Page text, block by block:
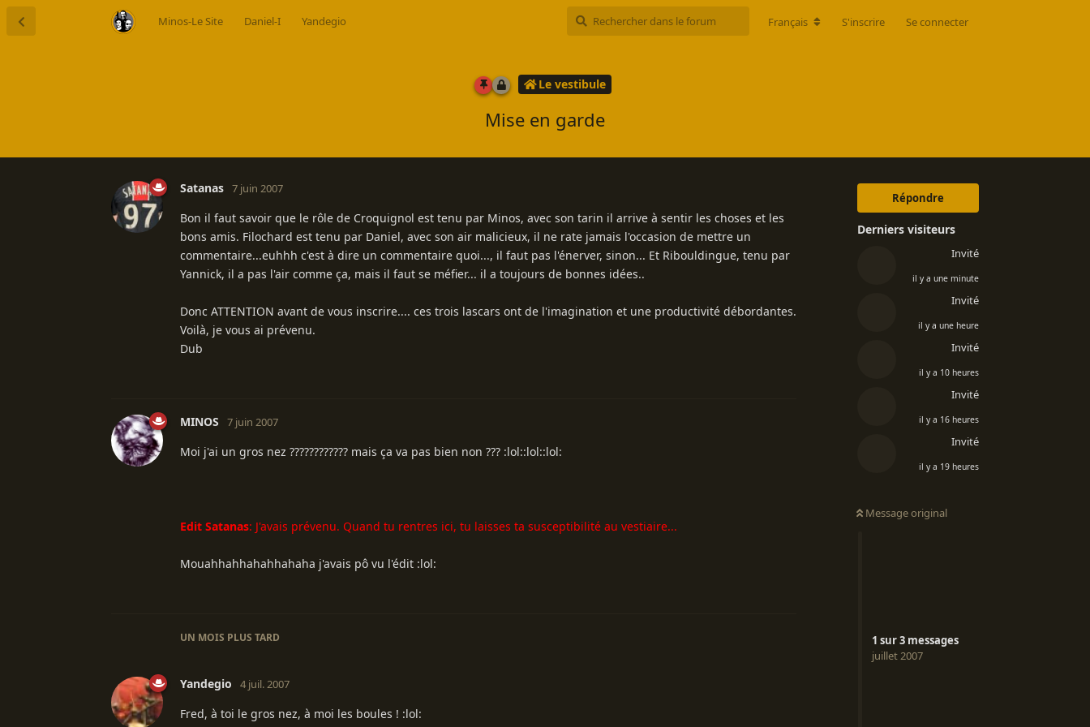
Minos-Le Site Daniel-I Yandegio Français S'inscrire Se connecter
Le vestibule
Mise en garde
Répondre
Derniers visiteurs
Invité
il y a une minute
Invité
il y a une heure
Invité
il y a 10 heures
Invité
il y a 16 heures
Invité
il y a 19 heures
Message original
1 sur3 messages
juillet 2007
Satanas 7 juin 2007
Bon il faut savoir que le rôle de Croquignol est tenu par Minos, avec son tarin il arrive à sentir les choses et les
bons amis. Filochard est tenu par Daniel, avec son air malicieux, il ne rate jamais l'occasion de mettre un
commentaire...euhhh c'est à dire un commentaire quoi..., il faut pas l'énerver, sinon... Et Ribouldingue, tenu par
Yannick, il a pas l'air comme ça, mais il faut se méfier... il a toujours de bonnes idées..
Donc ATTENTION avant de vous inscrire.... ces trois lascars ont de l'imagination et une productivité débordantes.
Voilà, je vous ai prévenu.
Dub
MINOS 7 juin 2007
Moi j'ai un gros nez ???????????? mais ça va pas bien non ??? :lol::lol::lol:
Edit Satanas: J'avais prévenu. Quand tu rentres ici, tu laisses ta susceptibilité au vestiaire...
Mouahhahhahahhahaha j'avais pô vu l'édit :lol:
UN MOIS PLUS TARD
Yandegio 4 juil. 2007
Fred, à toi le gros nez, à moi les boules ! :lol: